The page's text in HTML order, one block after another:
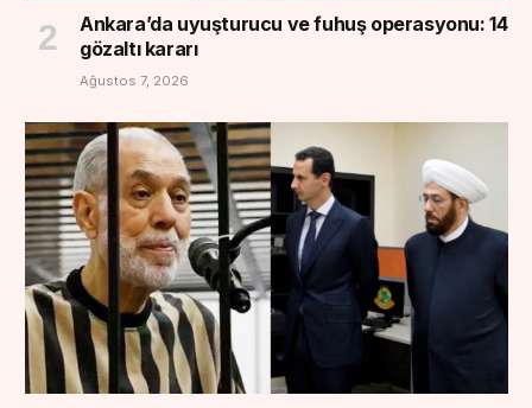
Ankara’da uyuşturucu ve fuhuş operasyonu: 14
gözaltı kararı
Ağustos 7, 2026